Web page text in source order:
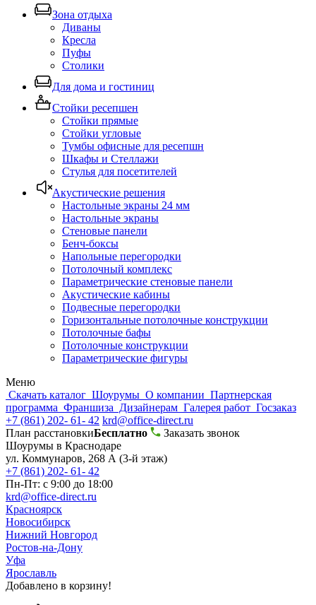
Зона отдыха
Диваны
Кресла
Пуфы
Столики
Для дома и гостиниц
Стойки ресепшен
Стойки прямые
Стойки угловые
Тумбы офисные для ресепшн
Шкафы и Стеллажи
Стулья для посетителей
Акустические решения
Настольные экраны 24 мм
Настольные экраны
Стеновые панели
Бенч-боксы
Напольные перегородки
Потолочный комплекс
Параметрические стеновые панели
Акустические кабины
Подвесные перегородки
Горизонтальные потолочные конструкции
Потолочные бафы
Потолочные конструкции
Параметрические фигуры
Меню
Скачать каталог Шоурумы О компании Партнерская
программа Франшиза Дизайнерам Галерея работ Госзаказ
+7 (861) 202- 61- 42 krd@office-direct.ru
План расстановкиБесплатно
Заказать звонок
Шоурумы в Краснодаре
ул. Коммунаров, 268 А (3-й этаж)
+7 (861) 202- 61- 42
Пн-Пт: с 9:00 до 18:00
krd@office-direct.ru
Красноярск
Новосибирск
Нижний Новгород
Ростов-на-Дону
Уфа
Ярославль
Добавлено в корзину!